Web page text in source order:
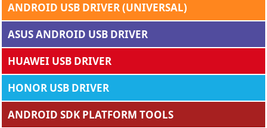
ANDROID USB DRIVER (UNIVERSAL)
ASUS ANDROID USB DRIVER
HUAWEI USB DRIVER
HONOR USB DRIVER
ANDROID SDK PLATFORM TOOLS